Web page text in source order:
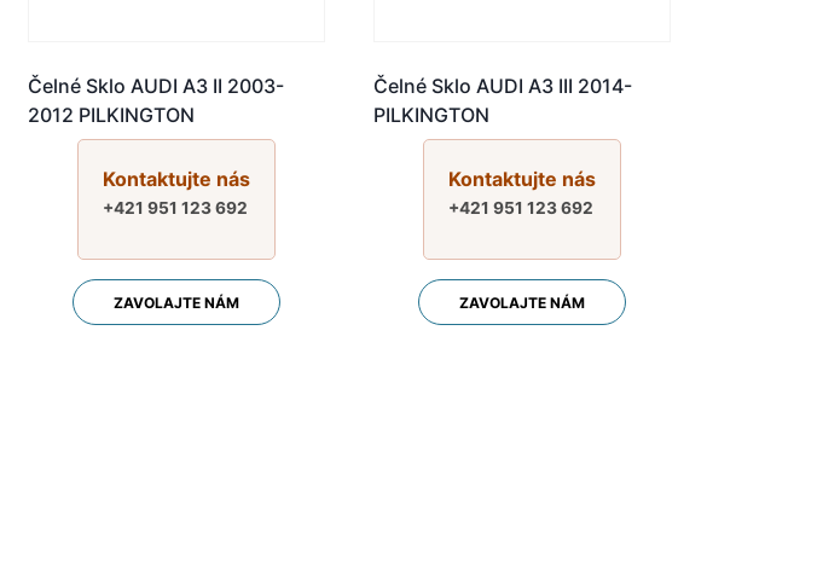
Čelné Sklo AUDI A3 II 2003-
2012 PILKINGTON
Kontaktujte nás
+421 951 123 692
ZAVOLAJTE NÁM
Čelné Sklo AUDI A3 III 2014-
PILKINGTON
Kontaktujte nás
+421 951 123 692
ZAVOLAJTE NÁM